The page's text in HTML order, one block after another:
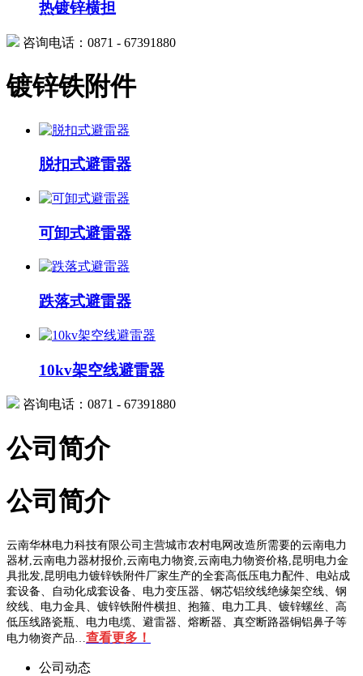
热镀锌横担
咨询电话：0871 - 67391880
镀锌铁附件
脱扣式避雷器
可卸式避雷器
跌落式避雷器
10kv架空线避雷器
咨询电话：0871 - 67391880
公司简介
公司简介
云南华林电力科技有限公司主营城市农村电网改造所需要的云南电力
器材,云南电力器材报价,云南电力物资,云南电力物资价格,昆明电力金
具批发,昆明电力镀锌铁附件厂家生产的全套高低压电力配件、电站成
套设备、自动化成套设备、电力变压器、钢芯铝绞线绝缘架空线、钢
绞线、电力金具、镀锌铁附件横担、抱箍、电力工具、镀锌螺丝、高
低压线路瓷瓶、电力电缆、避雷器、熔断器、真空断路器铜铝鼻子等
电力物资产品… 查看更多！
公司动态